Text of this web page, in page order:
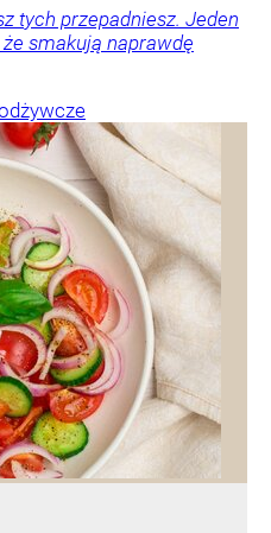
tych przepadniesz. Jeden
smakują naprawdę